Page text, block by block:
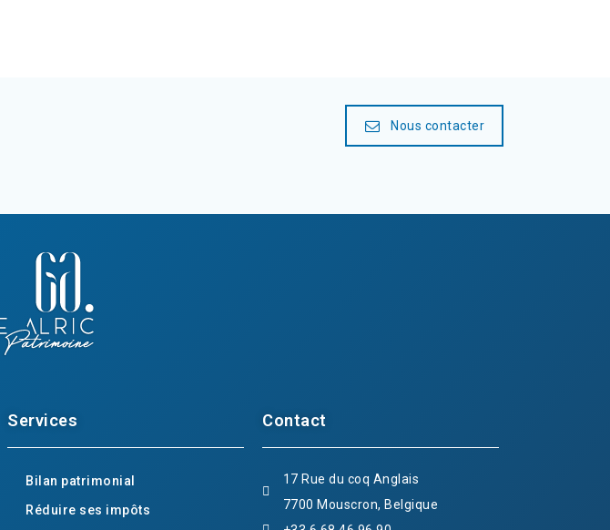
Nous contacter
Services
Bilan patrimonial
Réduire ses impôts
Contact
17 Rue du coq Anglais
7700 Mouscron, Belgique